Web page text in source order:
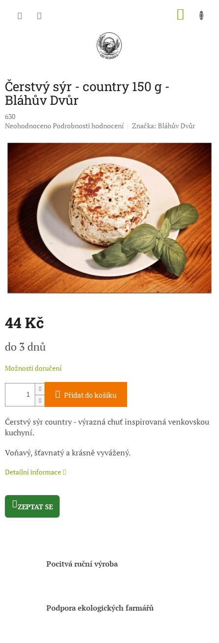
Čerstvý sýr - country 150 g -
Bláhův Dvůr
630
Průměrné
produktu
hvězdiček.
Neohodnoceno Podrobnosti hodnocení Značka: Bláhův Dvůr
44 Kč
cena:
do 3 dnů
Možnosti doručení
Přidat do košíku
Čerstvý sýr country - výrazná chuť inspirovaná venkovskou
kuchyní.
Voňavý, šťavnatý a krásně vyvážený.
Detailní informace
ZEPTAT SE
Pocitvá ruční výroba
Podpora ekologických farmářů